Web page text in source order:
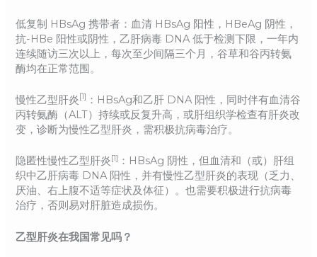
低复制 HBsAg 携带者：血清 HBsAg 阳性，HBeAg 阴性，
抗-HBe 阳性或阴性，乙肝病毒 DNA 低于检测下限，一年内
连续随访三次以上，每次至少间隔三个月，谷草和谷丙转氨
酶均在正常范围。
慢性乙型肝炎[1] ：HBsAg和乙肝 DNA 阳性，同时伴有血清谷
丙转氨酶（ALT）持续或反复升高，或肝组织学检查有肝炎改
变，诊断为慢性乙型肝炎，需积极抗病毒治疗。
隐匿性慢性乙型肝炎[1] ：HBsAg 阴性，但血清和（或）肝组
织中乙肝病毒 DNA 阳性，并有慢性乙型肝炎的表现（乏力、
厌油、右上腹不适等症状及体征）。也需要积极进行抗病毒
治疗，否则易对肝脏造成损伤。
乙型肝炎在我国常见吗？